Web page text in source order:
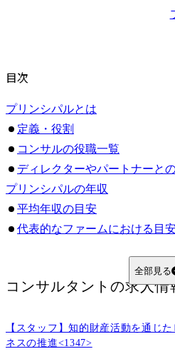
目次
プリンシパルとは
定義・役割
コンサルの役職一覧
ディレクターやパートナーと
プリンシパルの年収
平均年収の目安
代表的なファームにおける目
経営層との関係構築・案件獲
プロジェクト全体の統括と品質
新規事業・サービス開発を通
プリンシパルになるには？
全部見る
コンサルタント の求人情
【スタッフ】知的財産活動を通じた
ネスの推進<1347>